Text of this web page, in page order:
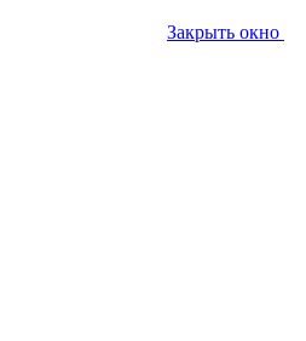
Закрыть окно